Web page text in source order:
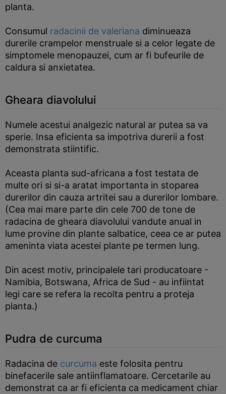
planta.
Consumul radacinii de valeriana diminueaza
durerile crampelor menstruale si a celor legate de
simptomele menopauzei, cum ar fi bufeurile de
caldura si anxietatea.
Gheara diavolului
Numele acestui analgezic natural ar putea sa va
sperie. Insa eficienta sa impotriva durerii a fost
demonstrata stiintific.
Aceasta planta sud-africana a fost testata de
multe ori si si-a aratat importanta in stoparea
durerilor din cauza artritei sau a durerilor lombare.
(Cea mai mare parte din cele 700 de tone de
radacina de gheara diavolului vandute anual in
lume provine din plante salbatice, ceea ce ar putea
ameninta viata acestei plante pe termen lung.
Din acest motiv, principalele tari producatoare -
Namibia, Botswana, Africa de Sud - au infiintat
legi care se refera la recolta pentru a proteja
planta.)
Pudra de curcuma
Radacina de curcuma este folosita pentru
binefacerile sale antiinflamatoare. Cercetarile au
demonstrat ca ar fi eficienta ca medicament chiar